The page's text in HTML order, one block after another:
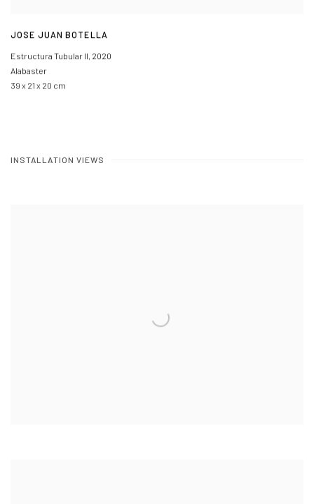
JOSE JUAN BOTELLA
Estructura Tubular II, 2020
Alabaster
39 x 21 x 20 cm
INSTALLATION VIEWS